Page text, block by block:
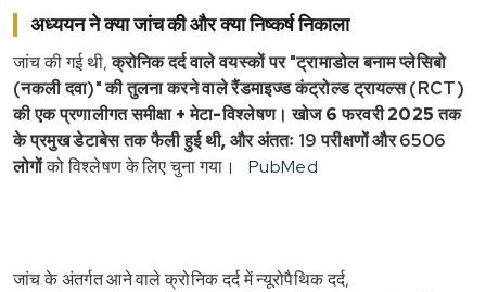
अध्ययन ने क्या जांच की और क्या निष्कर्ष निकाला
जांच की गई थी,क्रोनिक दर्द वाले वयस्कों पर "ट्रामाडोल बनाम प्लेसिबो
(नकली दवा)" की तुलना करने वाले रैंडमाइज्ड कंट्रोल्ड ट्रायल्स (RCT)
की एक प्रणालीगत समीक्षा + मेटा-विश्लेषण। खोज 6 फरवरी 2025 तक
के प्रमुख डेटाबेस तक फैली हुई थी, और अंततः 19 परीक्षणों और 6506
लोगोंको विश्लेषण के लिए चुना गया। PubMed
जांच के अंतर्गत आने वाले क्रोनिक दर्द में न्यूरोपैथिक दर्द,